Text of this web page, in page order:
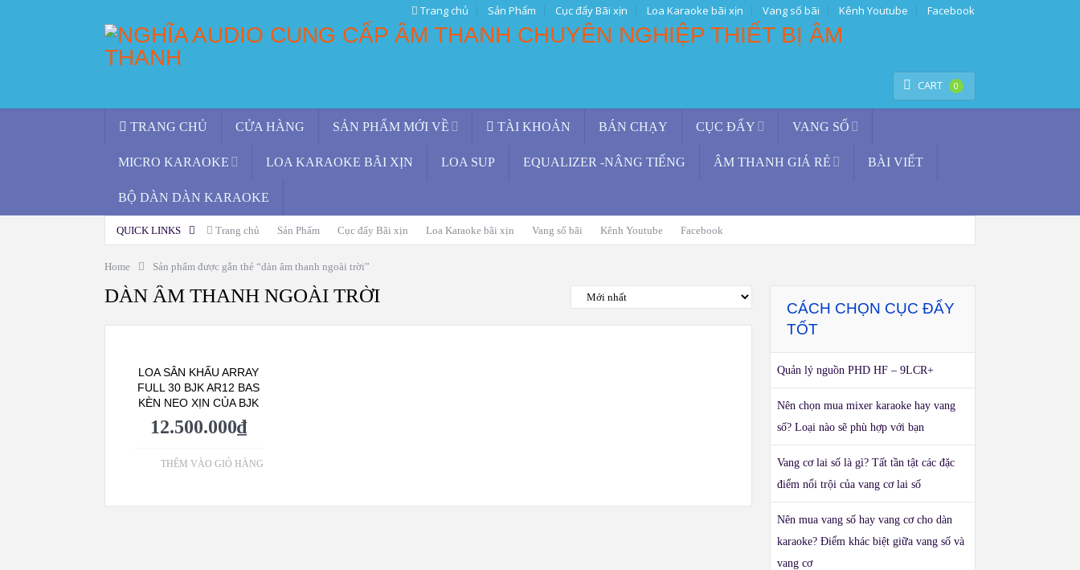
Trang chủ Sản Phẩm Cục đẩy Bãi xịn Loa Karaoke bãi xịn Vang số bãi Kênh Youtube Facebook
CART 0
TRANG CHỦ CỬA HÀNG SẢN PHẨM MỚI VỀ TÀI KHOẢN BÁN CHẠY CỤC ĐẨY VANG SỐ
MICRO KARAOKE LOA KARAOKE BÃI XỊN LOA SUP EQUALIZER -NÂNG TIẾNG ÂM THANH GIÁ RẺ BÀI VIẾT
BỘ DÀN DÀN KARAOKE
QUICK LINKS Trang chủ Sản Phẩm Cục đẩy Bãi xịn Loa Karaoke bãi xịn Vang số bãi Kênh Youtube Facebook
Home Sản phẩm được gắn thẻ “dàn âm thanh ngoài trời”
DÀN ÂM THANH NGOÀI TRỜI
LOA SÂN KHẤU ARRAY
FULL 30 BJK AR12 BAS
KÈN NEO XỊN CỦA BJK
12.500.000₫
THÊM VÀO GIỎ HÀNG
CÁCH CHỌN CỤC ĐẨY
TỐT
Quản lý nguồn PHD HF – 9LCR+
Nên chọn mua mixer karaoke hay vang
số? Loại nào sẽ phù hợp với bạn
Vang cơ lai số là gì? Tất tần tật các đặc
điểm nổi trội của vang cơ lai số
Nên mua vang số hay vang cơ cho dàn
karaoke? Điểm khác biệt giữa vang số và
vang cơ